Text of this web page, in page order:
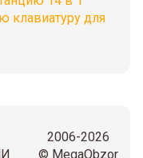
клавиатуру для
2006-2026
© MegaObzor